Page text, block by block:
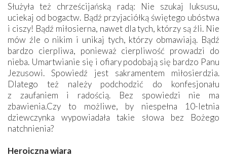
Służyła też chrześcijańską radą: Nie szukaj luksusu,
uciekaj od bogactw. Bądź przyjaciółką świętego ubóstwa
i ciszy! Bądź miłosierna, nawet dla tych, którzy są źli. Nie
mów źle o nikim i unikaj tych, którzy obmawiają. Bądź
bardzo cierpliwa, ponieważ cierpliwość prowadzi do
nieba. Umartwianie się i ofiary podobają się bardzo Panu
Jezusowi. Spowiedź jest sakramentem miłosierdzia.
Dlatego też należy podchodzić do konfesjonału
z zaufaniem i radością. Bez spowiedzi nie ma
zbawienia.Czy to możliwe, by niespełna 10-letnia
dziewczynka wypowiadała takie słowa bez Bożego
natchnienia?
Heroiczna wiara